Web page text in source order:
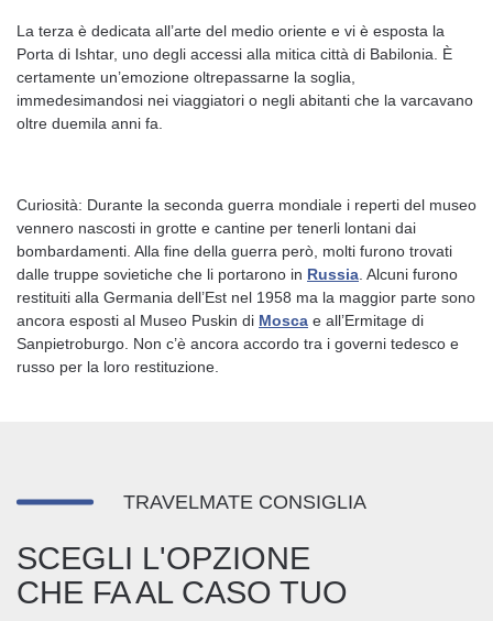
La terza è dedicata all’arte del medio oriente e vi è esposta la
Porta di Ishtar, uno degli accessi alla mitica città di Babilonia. È
certamente un’emozione oltrepassarne la soglia,
immedesimandosi nei viaggiatori o negli abitanti che la varcavano
oltre duemila anni fa.
Curiosità: Durante la seconda guerra mondiale i reperti del museo
vennero nascosti in grotte e cantine per tenerli lontani dai
bombardamenti. Alla fine della guerra però, molti furono trovati
dalle truppe sovietiche che li portarono in Russia . Alcuni furono
restituiti alla Germania dell’Est nel 1958 ma la maggior parte sono
ancora esposti al Museo Puskin di Mosca e all’Ermitage di
Sanpietroburgo. Non c’è ancora accordo tra i governi tedesco e
russo per la loro restituzione.
TRAVELMATE CONSIGLIA
SCEGLI L'OPZIONE
CHE FA AL CASO TUO